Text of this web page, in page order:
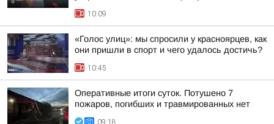
10:09
«Голос улиц»: мы спросили у красноярцев, как
они пришли в спорт и чего удалось достичь?
10:45
Оперативные итоги суток. Потушено 7
пожаров, погибших и травмированных нет
09:18